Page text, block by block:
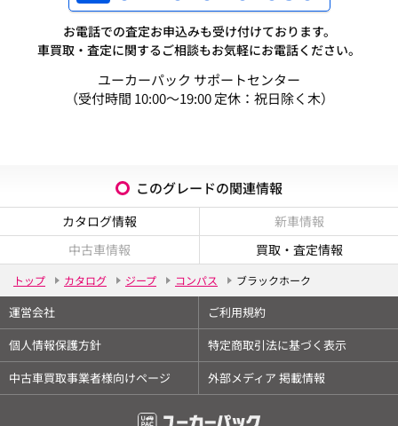
お電話での査定お申込みも受け付けております。
車買取・査定に関するご相談もお気軽にお電話ください。
ユーカーパック サポートセンター
（受付時間 10:00～19:00 定休：祝日除く木）
このグレードの関連情報
カタログ情報
新車情報
中古車情報
買取・査定情報
トップ カタログ ジープ コンパス ブラックホーク
運営会社
ご利用規約
個人情報保護方針
特定商取引法に基づく表示
中古車買取事業者様向けページ
外部メディア 掲載情報